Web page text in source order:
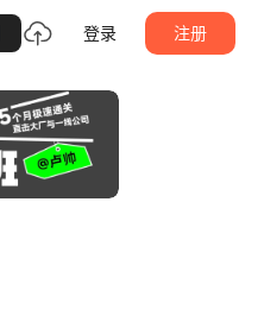
登录 注册
阿桦_ 关注